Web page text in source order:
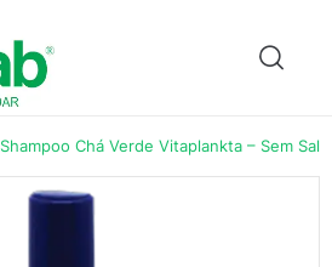
Shampoo Chá Verde Vitaplankta – Sem Sal